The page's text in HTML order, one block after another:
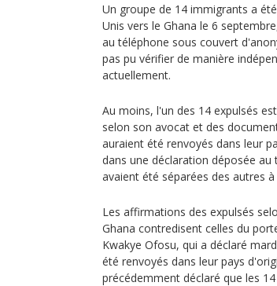
Un groupe de 14 immigrants a
Unis vers le Ghana le 6
au téléphone sous couvert
pas pu vérifier de manière
actuellement.
Au moins, l'un des 14 expulsés
selon son avocat et des
auraient été renvoyés dans leur
dans une déclaration déposée
avaient été séparées des autres
Les affirmations des expulsés
Ghana contredisent celles du
Kwakye Ofosu, qui a déclaré
été renvoyés dans leur pays
précédemment déclaré que les